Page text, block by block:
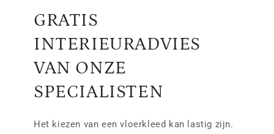
GRATIS
INTERIEURADVIES
VAN ONZE
SPECIALISTEN
Het kiezen van een vloerkleed kan lastig zijn.